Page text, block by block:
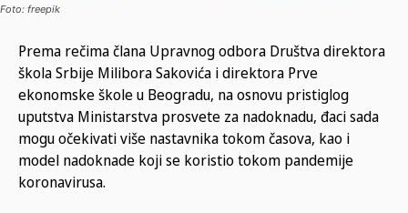
Foto: freepik
Prema rečima člana Upravnog odbora Društva direktora
škola Srbije Milibora Sakovića i direktora Prve
ekonomske škole u Beogradu, na osnovu pristiglog
uputstva Ministarstva prosvete za nadoknadu, đaci sada
mogu očekivati više nastavnika tokom časova, kao i
model nadoknade koji se koristio tokom pandemije
koronavirusa.